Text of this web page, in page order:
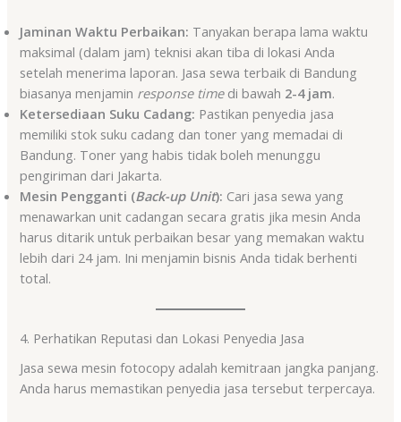
Jaminan Waktu Perbaikan: Tanyakan berapa lama waktu
maksimal (dalam jam) teknisi akan tiba di lokasi Anda
setelah menerima laporan. Jasa sewa terbaik di Bandung
biasanya menjamin response timedi bawah 2-4 jam.
Ketersediaan Suku Cadang: Pastikan penyedia jasa
memiliki stok suku cadang dan toner yang memadai di
Bandung. Toner yang habis tidak boleh menunggu
pengiriman dari Jakarta.
Mesin Pengganti (Back-up Unit): Cari jasa sewa yang
menawarkan unit cadangan secara gratis jika mesin Anda
harus ditarik untuk perbaikan besar yang memakan waktu
lebih dari 24 jam. Ini menjamin bisnis Anda tidak berhenti
total.
4. Perhatikan Reputasi dan Lokasi Penyedia Jasa
Jasa sewa mesin fotocopy adalah kemitraan jangka panjang.
Anda harus memastikan penyedia jasa tersebut terpercaya.